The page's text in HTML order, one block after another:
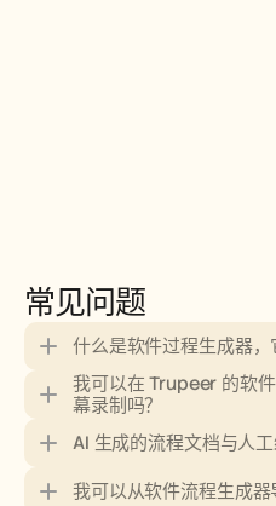
常见问题
什么是软件过程生成器，
我可以在 Trupeer 的软
幕录制吗？
AI 生成的流程文档与人
我可以从软件流程生成器